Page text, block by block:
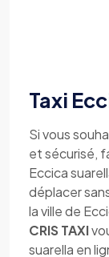
Taxi
Si vous
et sécurisé,
Eccica
déplacer
la ville de
CRIS TAXI
suarella en